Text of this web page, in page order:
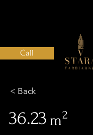
Call
< Back
36.23 m2